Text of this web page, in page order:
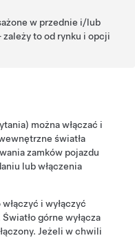
w przednie i/lub
to od rynku i opcji
można włączać i
światła
zamków pojazdu
lub włączenia
i wyłączyć
górne wyłącza
Jeżeli w chwili